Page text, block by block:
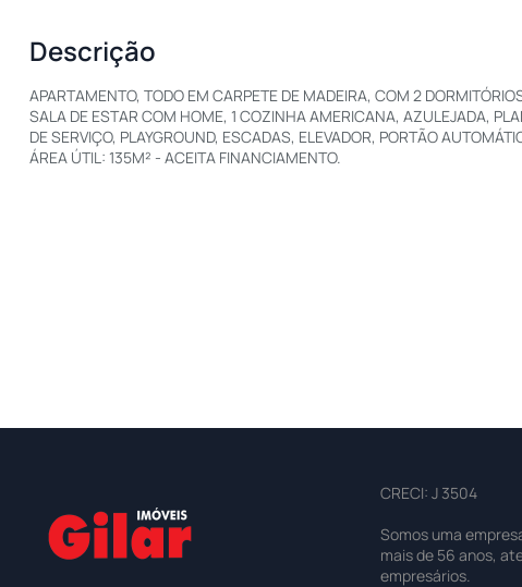
Descrição
APARTAMENTO, TODO EM CARPETE DE MADEIRA, COM 2
SALA DE ESTAR COM HOME, 1 COZINHA AMERICANA, AZULEJADA,
DE SERVIÇO, PLAYGROUND, ESCADAS, ELEVADOR, PORTÃO
ÁREA ÚTIL: 135M² - ACEITA FINANCIAMENTO.
CRECI: J 3504
Somos uma
mais de 56 anos,
empresários.